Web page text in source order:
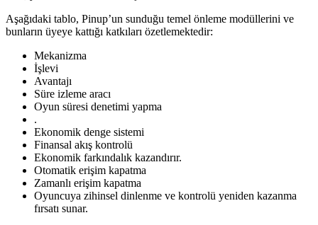
Aşağıdaki tablo, Pinup’un sunduğu temel önleme modüllerini ve
bunların üyeye kattığı katkıları özetlemektedir:
Mekanizma
İşlevi
Avantajı
Süre izleme aracı
Oyun süresi denetimi yapma
.
Ekonomik denge sistemi
Finansal akış kontrolü
Ekonomik farkındalık kazandırır.
Otomatik erişim kapatma
Zamanlı erişim kapatma
Oyuncuya zihinsel dinlenme ve kontrolü yeniden kazanma
fırsatı sunar.